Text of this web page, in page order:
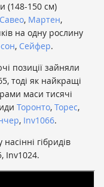
(148-150 см)
Савео, Мартен,
на одну рослину
, Сейфер.
позиції зайняли
тоді як найкращі
маси тисячі
Торонто, Торес,
, Inv1066.
гібридів
Inv1024.